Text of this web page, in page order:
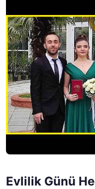
Evlilik Günü